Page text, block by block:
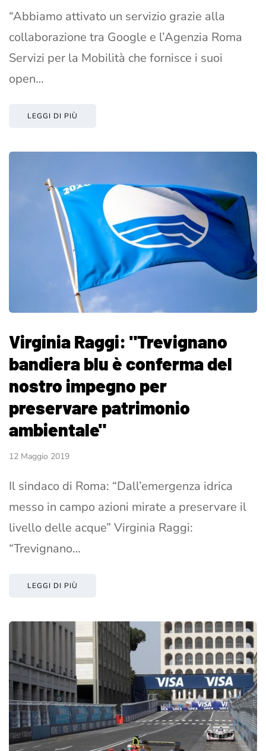
“Abbiamo attivato un servizio grazie alla
collaborazione tra Google e l’Agenzia Roma
Servizi per la Mobilità che fornisce i suoi
open…
LEGGI DI PIÙ
Virginia Raggi: "Trevignano
bandiera blu è conferma del
nostro impegno per
preservare patrimonio
ambientale"
12 Maggio 2019
Il sindaco di Roma: “Dall’emergenza idrica
messo in campo azioni mirate a preservare il
livello delle acque” Virginia Raggi:
“Trevignano…
LEGGI DI PIÙ